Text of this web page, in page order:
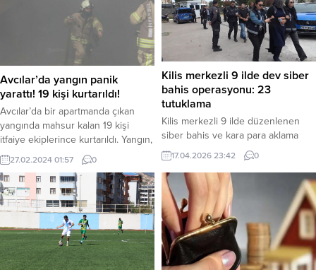
Avcılar’da yangın panik
yarattı! 19 kişi kurtarıldı!
Avcılar’da bir apartmanda çıkan
yangında mahsur kalan 19 kişi
itfaiye ekiplerince kurtarıldı. Yangın,
Denizköşkler Mahallesi Midilli
Sokak’ta bulunan 5 katlı bir binanın
bodrum katındaki depoda çıktı.
Henüz belirlenemeyen bir nedenle
başlayan yangın kısa sürede tüm
depoyu sardı. İhbar üzerine olay
yerine itfaiye, sağlık ve polis
ekipleri sevk edildi. Polis, olay...
27.02.2024 01:57 0
Kilis merkezli 9 ilde dev siber
bahis operasyonu: 23
tutuklama
Kilis merkezli 9 ilde düzenlenen
siber bahis ve kara para aklama
operasyonunda gözaltına alınan 35
şüpheliden 23’ü, çıkarıldıkları
mahkemece tutuklanarak
cezaevine gönderildi. Haber
Merkezi – Kilis Cumhuriyet
Başsavcılığı koordinesinde
yürütülen soruşturma kapsamında,
Kilis İl Emniyet Müdürlüğü Siber
Suçlarla Mücadele Şube Müdürlüğü
17.04.2026 23:42 0